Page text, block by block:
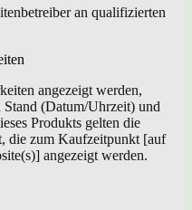
an qualifizierten
angezeigt werden,
Stand (Datum/Uhrzeit) und
Produkts gelten die
die zum Kaufzeitpunkt [auf
angezeigt werden.